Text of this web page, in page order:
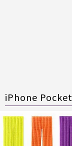
iPhone Pocket